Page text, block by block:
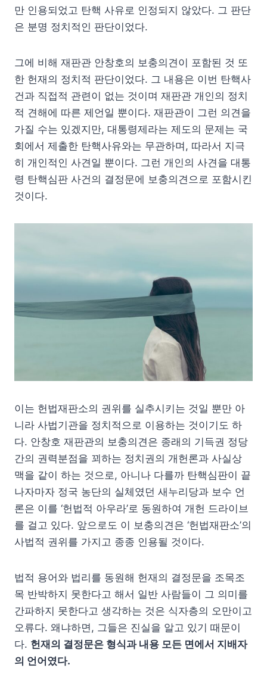
만 인용되었고 탄핵 사유로 인정되지 않았다. 그 판단
은 분명 정치적인 판단이었다.
그에 비해 재판관 안창호의 보충의견이 포함된 것 또
한 헌재의 정치적 판단이었다. 그 내용은 이번 탄핵사
건과 직접적 관련이 없는 것이며 재판관 개인의 정치
적 견해에 따른 제언일 뿐이다. 재판관이 그런 의견을
가질 수는 있겠지만, 대통령제라는 제도의 문제는 국
회에서 제출한 탄핵사유와는 무관하며, 따라서 지극
히 개인적인 사견일 뿐이다. 그런 개인의 사견을 대통
령 탄핵심판 사건의 결정문에 보충의견으로 포함시킨
것이다.
이는 헌법재판소의 권위를 실추시키는 것일 뿐만 아
니라 사법기관을 정치적으로 이용하는 것이기도 하
다. 안창호 재판관의 보충의견은 종래의 기득권 정당
간의 권력분점을 꾀하는 정치권의 개헌론과 사실상
맥을 같이 하는 것으로, 아니나 다를까 탄핵심판이 끝
나자마자 정국 농단의 실체였던 새누리당과 보수 언
론은 이를 ‘헌법적 아우라’로 동원하여 개헌 드라이브
를 걸고 있다. 앞으로도 이 보충의견은 ‘헌법재판소’의
사법적 권위를 가지고 종종 인용될 것이다.
법적 용어와 법리를 동원해 헌재의 결정문을 조목조
목 반박하지 못한다고 해서 일반 사람들이 그 의미를
간파하지 못한다고 생각하는 것은 식자층의 오만이고
오류다. 왜냐하면, 그들은 진실을 알고 있기 때문이
다. 헌재의 결정문은 형식과 내용 모든 면에서 지배자
의 언어였다.